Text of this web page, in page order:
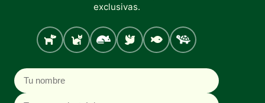
exclusivas.
Perro Gato Roedores
Aves PecesTortugas
Nombre
Correo electrónico